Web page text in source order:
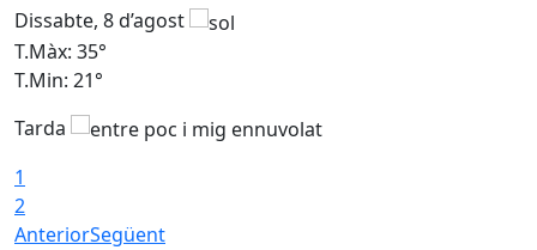
Dissabte, 8 d’agost
T.Màx: 35°
T.Min: 21°
Tarda
1
2
AnteriorSegüent